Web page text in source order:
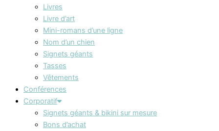
Livres
Livre d’art
Mini-romans d’une ligne
Nom d’un chien
Signets géants
Tasses
Vêtements
Conférences
Corporatif
Signets géants & bikini sur mesure
Bons d’achat